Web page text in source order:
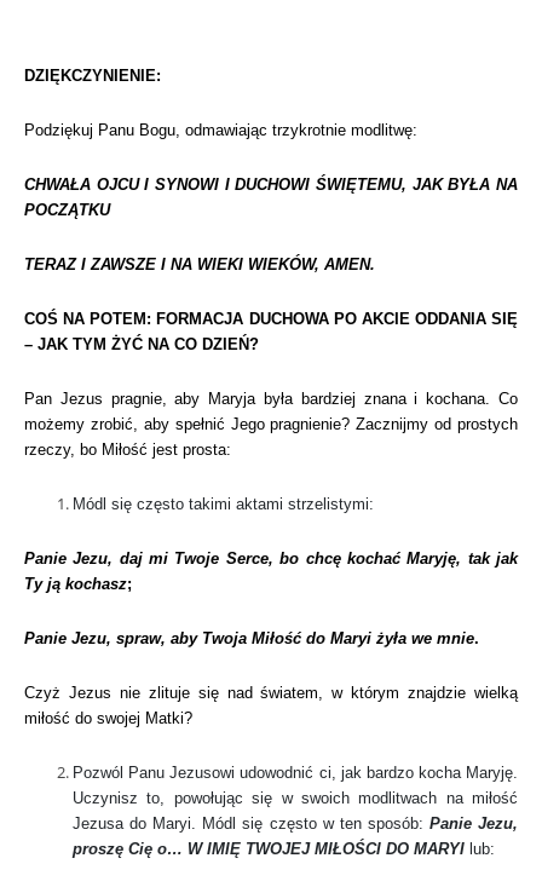
DZIĘKCZYNIENIE:
Podziękuj Panu Bogu, odmawiając trzykrotnie modlitwę:
CHWAŁA OJCU I SYNOWI I DUCHOWI ŚWIĘTEMU, JAK BYŁA NA
POCZĄTKU
TERAZ I ZAWSZE I NA WIEKI WIEKÓW, AMEN.
COŚ NA POTEM: FORMACJA DUCHOWA PO AKCIE ODDANIA SIĘ
– JAK TYM ŻYĆ NA CO DZIEŃ?
Pan Jezus pragnie, aby Maryja była bardziej znana i kochana. Co
możemy zrobić, aby spełnić Jego pragnienie? Zacznijmy od prostych
rzeczy, bo Miłość jest prosta:
Módl się często takimi aktami strzelistymi:
Panie Jezu, daj mi Twoje Serce, bo chcę kochać Maryję, tak jak
Ty ją kochasz;
Panie Jezu, spraw, aby Twoja Miłość do Maryi żyła we mnie.
Czyż Jezus nie zlituje się nad światem, w którym znajdzie wielką
miłość do swojej Matki?
Pozwól Panu Jezusowi udowodnić ci, jak bardzo kocha Maryję.
Uczynisz to, powołując się w swoich modlitwach na miłość
Jezusa do Maryi. Módl się często w ten sposób: Panie Jezu,
proszę Cię o… W IMIĘ TWOJEJ MIŁOŚCI DO MARYI lub: